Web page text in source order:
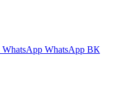
WhatsApp WhatsApp ВК